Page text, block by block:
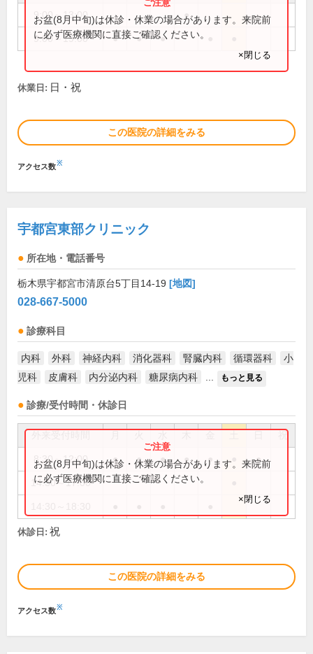
9:00～13:00 ●
9:00～19:00 ● ● ●
お盆(8月中旬)は休診・休業の場合があります。来院前
に必ず医療機関に直接ご確認ください。
×閉じる
休業日: 日・祝
この医院の詳細をみる
アクセス数※
宇都宮東部クリニック
所在地・電話番号
栃木県宇都宮市清原台5丁目14-19 [地図]
028-667-5000
診療科目
内科 外科 神経内科 消化器科 腎臓内科 循環器科
小
児科
皮膚科 内分泌内科 糖尿病内科 もっと見る
診療/受付時間・休診日
祝
8:30～12:00 ● ● ● ● ● ●
14:30～17:00
お盆(8月中旬)は休診・休業の場合があります。来院前
に必ず医療機関に直接ご確認ください。
×閉じる
休診日: 祝
この医院の詳細をみる
アクセス数※